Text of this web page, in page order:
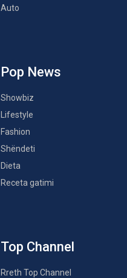
Auto
Pop News
Showbiz
Lifestyle
Fashion
Shëndeti
Dieta
Receta gatimi
Top Channel
Rreth Top Channel